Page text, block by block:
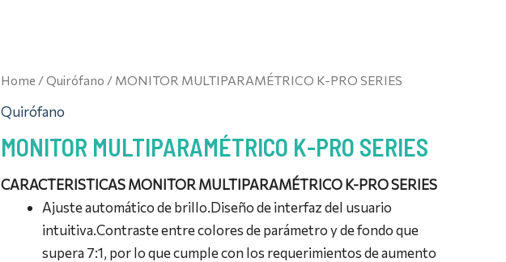
Home /Quirófano / MONITOR MULTIPARAMÉTRICO K-PRO SERIES
Quirófano
MONITOR MULTIPARAMÉTRICO K-PRO SERIES
CARACTERISTICAS MONITOR MULTIPARAMÉTRICO K-PRO SERIES
Ajuste automático de brillo.Diseño de interfaz del usuario
intuitiva.Contraste entre colores de parámetro y de fondo que
supera 7:1, por lo que cumple con los requerimientos de aumento